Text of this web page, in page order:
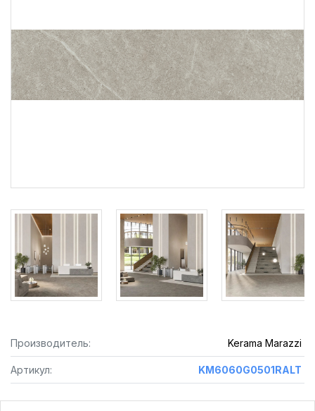
Производитель: Kerama Marazzi
Артикул: KM6060G0501RALT